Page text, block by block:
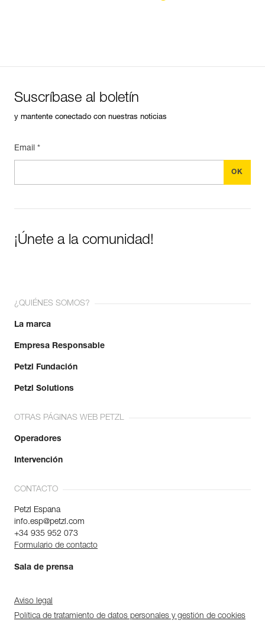
Suscríbase al boletín
y mantente conectado con nuestras noticias
Email *
¡Únete a la comunidad!
¿QUIÉNES SOMOS?
La marca
Empresa Responsable
Petzl Fundación
Petzl Solutions
OTRAS PÁGINAS WEB PETZL
Operadores
Intervención
CONTACTO
Petzl Espana
info.esp@petzl.com
+34 935 952 073
Formulario de contacto
Sala de prensa
Aviso legal
Política de tratamiento de datos personales y gestión de cookies